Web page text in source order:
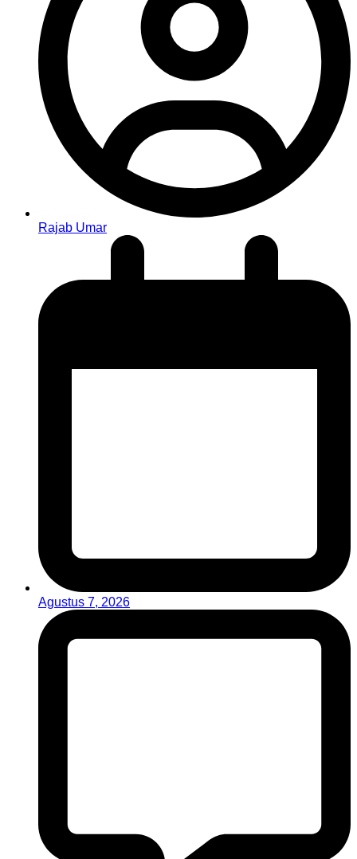
Rajab Umar
Agustus 7, 2026